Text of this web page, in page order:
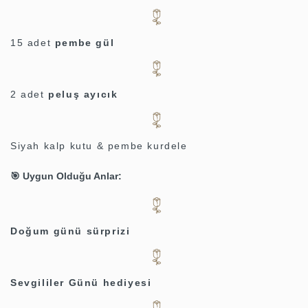
15 adet pembe gül
2 adet peluş ayıcık
Siyah kalp kutu & pembe kurdele
🎯 Uygun Olduğu Anlar:
Doğum günü sürprizi
Sevgililer Günü hediyesi